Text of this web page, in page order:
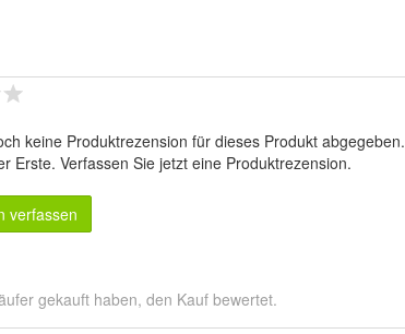
keine Produktrezension für dieses Produkt abgegeben.
Erste. Verfassen Sie jetzt eine Produktrezension.
verfassen
gekauft haben, den Kauf bewertet.